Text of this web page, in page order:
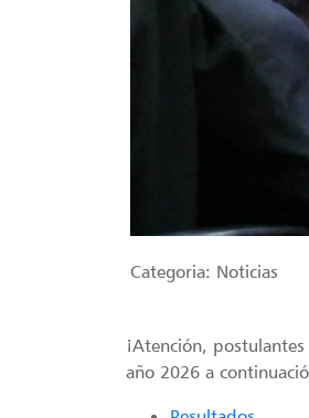
Categoria: Noticias
¡Atención,
año 2026 a